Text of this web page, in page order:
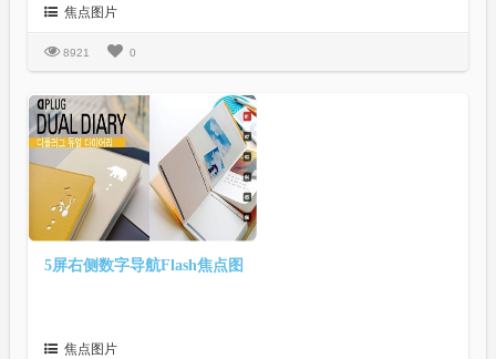
焦点图片
8921 0
5屏右侧数字导航Flash焦点图
焦点图片